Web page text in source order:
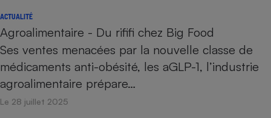
ACTUALITÉ
Agroalimentaire - Du rififi chez Big Food
Ses ventes menacées par la nouvelle classe de
médicaments anti-obésité, les aGLP-1, l’industrie
agroalimentaire prépare…
Le 28 juillet 2025